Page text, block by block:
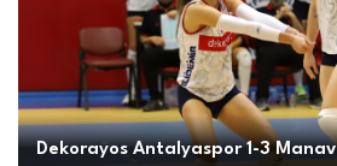
Dekorayos Antalyaspor 1-3